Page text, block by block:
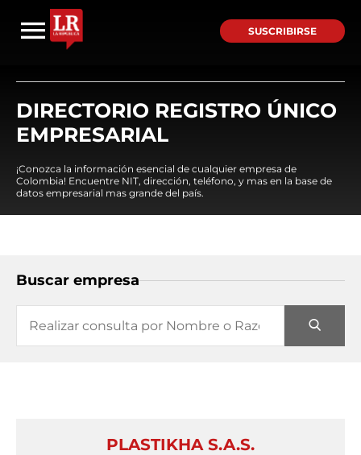
SUSCRIBIRSE
DIRECTORIO REGISTRO ÚNICO
EMPRESARIAL
¡Conozca la información esencial de cualquier empresa de
Colombia! Encuentre NIT, dirección, teléfono, y mas en la base de
datos empresarial mas grande del país.
Buscar empresa
PLASTIKHA S.A.S.